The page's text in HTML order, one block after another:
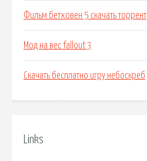
Фильм бетховен 5 скачать торрент
Мод на вес fallout 3
Скачать бесплатно игру небоскреб
Links